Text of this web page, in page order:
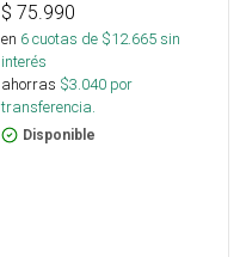
$ 75.990
en 6cuotas de $12.665sin
interés
ahorras $3.040 por
transferencia.
Disponible